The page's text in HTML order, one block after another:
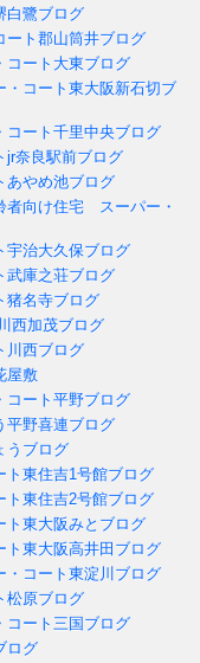
白鷺ブログ
ト郡山筒井ブログ
ート大東ブログ
コート東大阪新石切ブ
ート千里中央ブログ
奈良駅前ブログ
やめ池ブログ
者向け住宅 スーパー・
治大久保ブログ
庫之荘ブログ
猪名寺ブログ
西加茂ブログ
川西ブログ
屋敷
ート平野ブログ
野喜連ブログ
うブログ
東住吉1号館ブログ
東住吉2号館ブログ
東大阪みとブログ
東大阪高井田ブログ
コート東淀川ブログ
松原ブログ
ート三国ブログ
ログ